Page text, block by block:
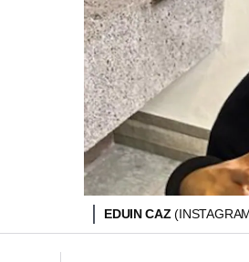
EDUIN CAZ